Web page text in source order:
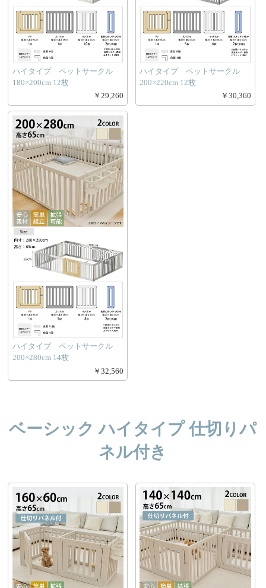
ハイタイプ ペットサークル
180×200cm 12枚
￥29,260
ハイタイプ ペットサークル
200×220cm 12枚
￥30,360
ハイタイプ ペットサークル
200×280cm 14枚
￥32,560
ベーシック ハイタイプ 仕切りパ
ネル付き